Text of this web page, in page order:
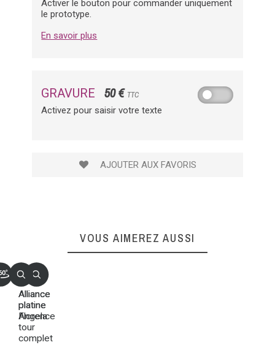
Activer le bouton pour commander uniquement
le prototype.
En savoir plus
GRAVURE 50 € TTC
Activez pour saisir votre texte
AJOUTER AUX FAVORIS
VOUS AIMEREZ AUSSI
Alliance
platine
Florence
Alliance
platine
Angela
tour
complet